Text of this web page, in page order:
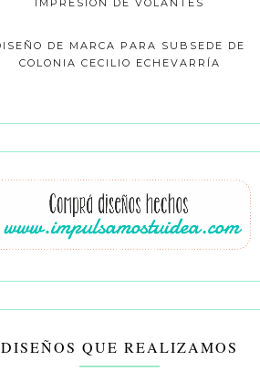
IMPRESIÓN DE VOLANTES
DE MARCA PARA SUBSEDE DE
COLONIA CECILIO ECHEVARRÍA
DISEÑOS QUE REALIZAMOS